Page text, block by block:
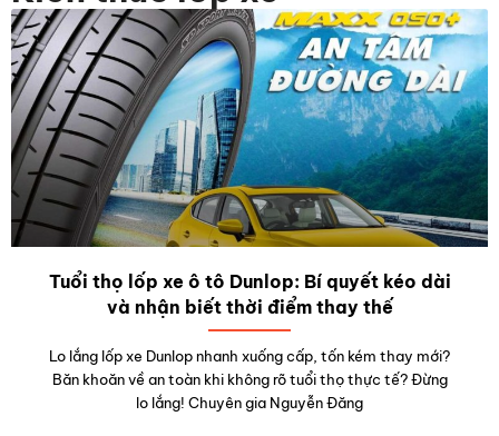
Tuổi thọ lốp xe ô tô Dunlop: Bí quyết kéo dài
và nhận biết thời điểm thay thế
Lo lắng lốp xe Dunlop nhanh xuống cấp, tốn kém thay mới?
Băn khoăn về an toàn khi không rõ tuổi thọ thực tế? Đừng
lo lắng! Chuyên gia Nguyễn Đăng